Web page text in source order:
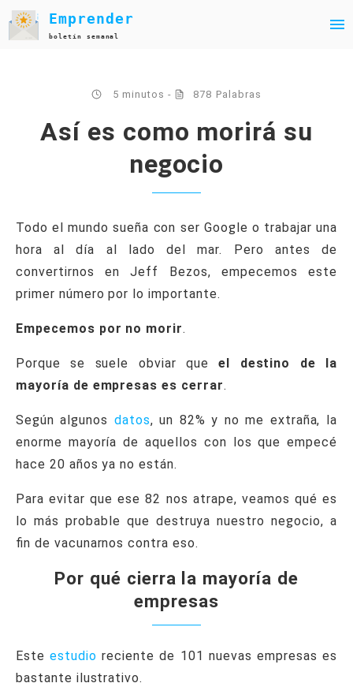
Emprender
boletín semanal
5 minutos - 878 Palabras
Así es como morirá su
negocio
Todo el mundo sueña con ser Google o trabajar una
hora al día al lado del mar. Pero antes de
convertirnos en Jeff Bezos, empecemos este
primer número por lo importante.
Empecemos por no morir.
Porque se suele obviar queel destino de la
mayoría de empresas es cerrar.
Según algunos datos, un 82% y no me extraña, la
enorme mayoría de aquellos con los que empecé
hace 20 años ya no están.
Para evitar que ese 82 nos atrape, veamos qué es
lo más probable que destruya nuestro negocio, a
fin de vacunarnos contra eso.
Por qué cierra la mayoría de
empresas
Esteestudio reciente de 101 nuevas empresas es
bastante ilustrativo.